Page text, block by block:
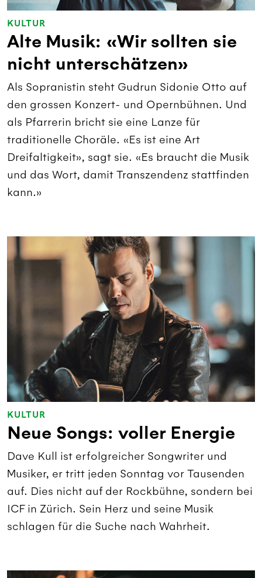
KULTUR
Alte Musik: «Wir sollten sie
nicht unterschätzen»
Als Sopranistin steht Gudrun Sidonie Otto auf
den grossen Konzert- und Opernbühnen. Und
als Pfarrerin bricht sie eine Lanze für
traditionelle Choräle. «Es ist eine Art
Dreifaltigkeit», sagt sie. «Es braucht die Musik
und das Wort, damit Transzendenz stattfinden
kann.»
KULTUR
Neue Songs: voller Energie
Dave Kull ist erfolgreicher Songwriter und
Musiker, er tritt jeden Sonntag vor Tausenden
auf. Dies nicht auf der Rockbühne, sondern bei
ICF in Zürich. Sein Herz und seine Musik
schlagen für die Suche nach Wahrheit.